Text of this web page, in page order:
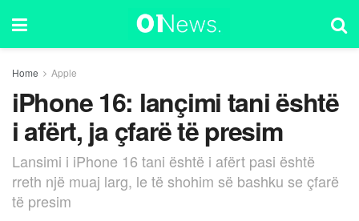
Home Apple
iPhone 16: lançimi tani është
i afërt, ja çfarë të presim
Lansimi i iPhone 16 tani është i afërt pasi është
rreth një muaj larg, le të shohim së bashku se çfarë
të presim